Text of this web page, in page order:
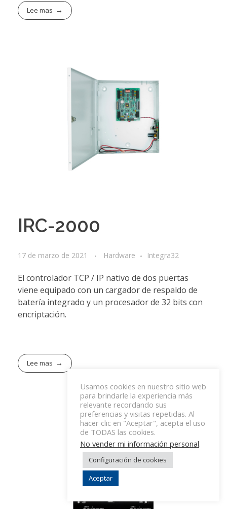
Lee mas
IRC-2000
17 de marzo de 2021 Hardware Integra32
El controlador TCP / IP nativo de dos puertas
viene equipado con un cargador de respaldo de
batería integrado y un procesador de 32 bits con
encriptación.
Lee mas
Usamos cookies en nuestro sitio web
para brindarle la experiencia más
relevante recordando sus
preferencias y visitas repetidas. Al
hacer clic en "Aceptar", acepta el uso
de TODAS las cookies.
No vender mi información personal.
Configuración de cookies
Aceptar